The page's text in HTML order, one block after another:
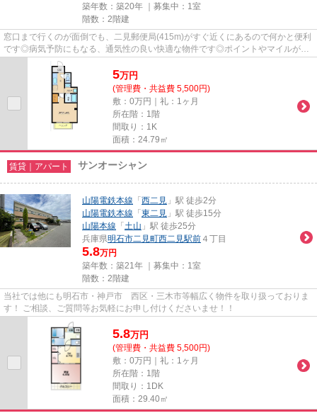
築年数：築20年 ｜募集中： 1室
階数：2階建
窓口まで行くのが面倒でも、二見郵便局(415m)がすぐ近くにあるので何かと便利
です◎病気予防にもなる、通気性の良い快適な物件です◎ポイントやマイルが貯
まる、嬉しい初期費用カード決...
5万円
(管理費・共益費 5,500円)
敷：0万円｜礼：1ヶ月
所在階：1階
間取り：1K
面積：24.79㎡
賃貸｜アパート サンオーシャン
山陽電鉄本線 「 西二見 」駅 徒歩2分
山陽電鉄本線 「 東二見 」駅 徒歩15分
山陽本線 「 土山 」駅 徒歩25分
兵庫県明石市二見町西二見駅前 ４丁目
5.8万円
築年数：築21年 ｜募集中： 1室
階数：2階建
当社では他にも明石市・神戸市 西区・三木市等幅広く物件を取り扱っておりま
す！ ご相談、ご質問等お気軽にお申し付けくださいませ！！
5.8万円
(管理費・共益費 5,500円)
敷：0万円｜礼：1ヶ月
所在階：1階
間取り：1DK
面積：29.40㎡